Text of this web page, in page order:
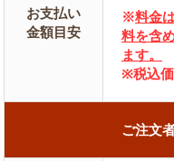
お支払い
金額目安
※料金
料を含
ます。
※税込
ご注文